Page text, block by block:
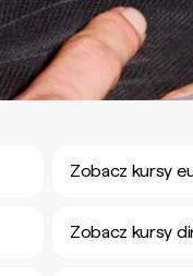
Zobacz kursy
Zobacz kursy